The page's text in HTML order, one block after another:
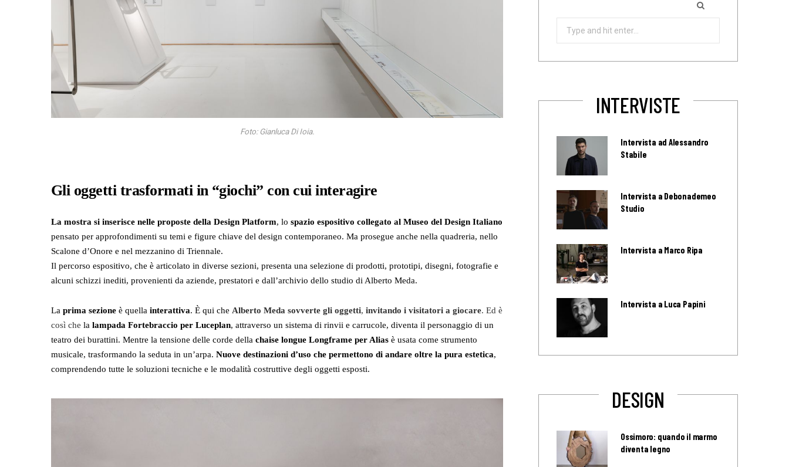
Foto: Gianluca Di Ioia.
Gli oggetti trasformati in “giochi” con cui interagire
La mostra si inserisce nelle proposte della Design Platform, lo spazio espositivo collegato al Museo del Design Italiano
pensato per approfondimenti su temi e figure chiave del design contemporaneo. Ma prosegue anche nella quadreria, nello
Scalone d’Onore e nel mezzanino di Triennale.
Il percorso espositivo, che è articolato in diverse sezioni, presenta una selezione di prodotti, prototipi, disegni, fotografie e
alcuni schizzi inediti, provenienti da aziende, prestatori e dall’archivio dello studio di Alberto Meda.
La prima sezione è quella interattiva. È qui che Alberto Meda sovverte gli oggetti, invitando i visitatori a giocare. Ed è
così che la lampada Fortebraccio per Luceplan, attraverso un sistema di rinvii e carrucole, diventa il personaggio di un
teatro dei burattini. Mentre la tensione delle corde della chaise longue Longframe per Alias è usata come strumento
musicale, trasformando la seduta in un’arpa. Nuove destinazioni d’uso che permettono di andare oltre la pura estetica,
comprendendo tutte le soluzioni tecniche e le modalità costruttive degli oggetti esposti.
Search
INTERVISTE
Intervista ad Alessandro
Stabile
Intervista a Debonademeo
Studio
Intervista a Marco Ripa
Intervista a Luca Papini
DESIGN
Ossimoro: quando il marmo
diventa legno